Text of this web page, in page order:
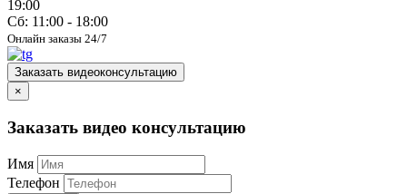
19:00
Сб: 11:00 - 18:00
Онлайн заказы 24/7
Заказать видеоконсультацию
×
Заказать видео консультацию
Имя
Телефон